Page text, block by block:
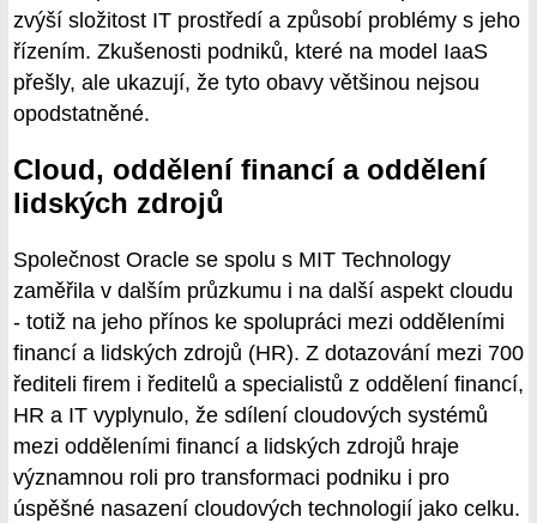
zvýší složitost IT prostředí a způsobí problémy s jeho
řízením. Zkušenosti podniků, které na model IaaS
přešly, ale ukazují, že tyto obavy většinou nejsou
opodstatněné.
Cloud, oddělení financí a oddělení
lidských zdrojů
Společnost Oracle se spolu s MIT Technology
zaměřila v dalším průzkumu i na další aspekt cloudu
- totiž na jeho přínos ke spolupráci mezi odděleními
financí a lidských zdrojů (HR). Z dotazování mezi 700
řediteli firem i ředitelů a specialistů z oddělení financí,
HR a IT vyplynulo, že sdílení cloudových systémů
mezi odděleními financí a lidských zdrojů hraje
významnou roli pro transformaci podniku i pro
úspěšné nasazení cloudových technologií jako celku.